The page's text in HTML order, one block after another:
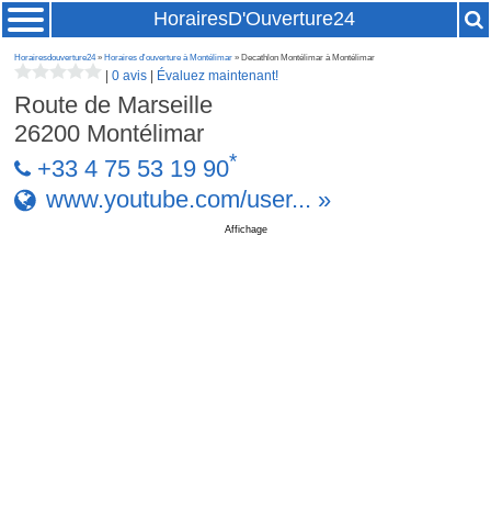
HorairesD'Ouverture24
Horairesdouverture24» Horaires d'ouverture à Montélimar » Decathlon Montélimar à Montélimar
|0 avis Évaluez maintenant!
Route de Marseille
26200 Montélimar
+33 4 75 53 19 90*
www.youtube.com/user... »
Affichage